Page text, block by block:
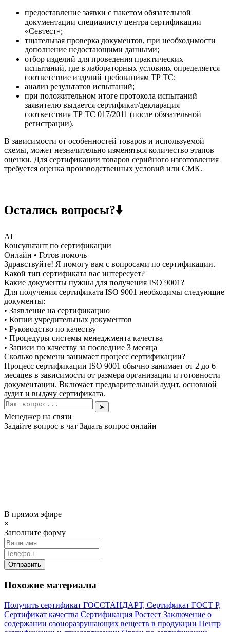
предоставление заявки с пакетом обязательной
документации специалисту центра сертификации
«Севтест»;
тщательная проверка документов, при необходимости
дополнение недостающими данными;
отбор изделий для проведения практических
испытаний, где в лабораторных условиях определяется
соответствие изделий требованиям ТР ТС;
анализ результатов испытаний;
при положительном итоге протокола испытаний
заявителю выдается сертификат/декларация
соответствия ТР ТС 017/2011 (после обязательной
регистрации).
В зависимости от особенностей товаров и используемой
схемы, может незначительно изменяться количество этапов
оценки. Для сертификации товаров серийного изготовления
требуется оценка производственных условий или СМК.
Остались вопросы?⬇️
AI
Консультант по сертификации
Онлайн • Готов помочь
Здравствуйте! Я помогу вам с вопросами по сертификации.
Какой тип сертификата вас интересует?
Какие документы нужны для получения ISO 9001?
Для получения сертификата ISO 9001 необходимы следующие
документы:
• Заявление на сертификацию
• Копии учредительных документов
• Руководство по качеству
• Процедуры системы менеджмента качества
• Записи по качеству за последние 3 месяца
Сколько времени занимает процесс сертификации?
Процесс сертификации ISO 9001 обычно занимает от 2 до 6
месяцев в зависимости от размера организации и готовности
документации. Включает предварительный аудит, основной
аудит и выдачу сертификата.
➤
Менеджер на связи
Задайте вопрос в чат Задать вопрос онлайн
В прямом эфире
×
Заполните форму
Отправить
Похожие материалы
Получить сертификат ГОССТАНДАРТ, Сертификат ГОСТ Р,
Сертификат качества Сертификация Ростест Заключение о
содержании озоноразрушающих веществ в продукции Центр